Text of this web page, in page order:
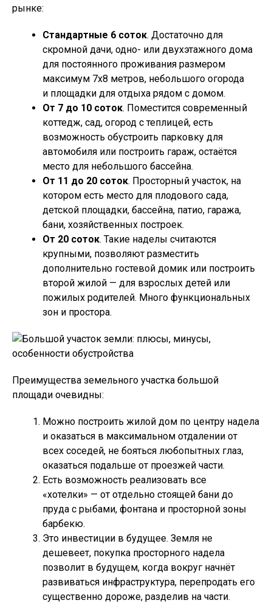
рынке:
Стандартные 6 соток. Достаточно для
скромной дачи, одно- или двухэтажного дома
для постоянного проживания размером
максимум 7х8 метров, небольшого огорода
и площадки для отдыха рядом с домом.
От 7 до 10 соток. Поместится современный
коттедж, сад, огород с теплицей, есть
возможность обустроить парковку для
автомобиля или построить гараж, остаётся
место для небольшого бассейна.
От 11 до 20 соток. Просторный участок, на
котором есть место для плодового сада,
детской площадки, бассейна, патио, гаража,
бани, хозяйственных построек.
От 20 соток. Такие наделы считаются
крупными, позволяют разместить
дополнительно гостевой домик или построить
второй жилой — для взрослых детей или
пожилых родителей. Много функциональных
зон и простора.
Преимущества земельного участка большой
площади очевидны:
Можно построить жилой дом по центру надела
и оказаться в максимальном отдалении от
всех соседей, не бояться любопытных глаз,
оказаться подальше от проезжей части.
Есть возможность реализовать все
«хотелки» — от отдельно стоящей бани до
пруда с рыбами, фонтана и просторной зоны
барбекю.
Это инвестиции в будущее. Земля не
дешевеет, покупка просторного надела
позволит в будущем, когда вокруг начнёт
развиваться инфраструктура, перепродать его
существенно дороже, разделив на части.